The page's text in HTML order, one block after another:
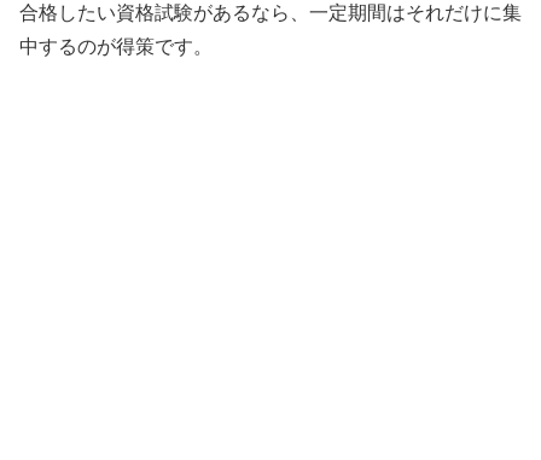
合格したい資格試験があるなら、一定期間はそれだけに集
中するのが得策です。